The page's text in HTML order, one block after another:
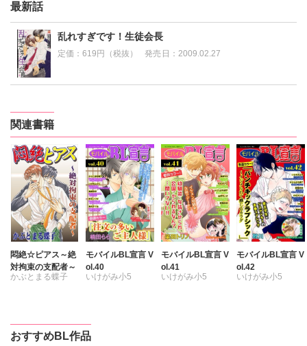
最新話
乱れすぎです！生徒会長
定価：619円（税抜） 発売日： 2009.02.27
関連書籍
悶絶☆ピアス～絶
対拘束の支配者～
かぶとまる蝶子
モバイルBL宣言 V
ol.40
いけがみ小5
市花マツビ
楠田らら
モバイルBL宣言 V
ol.41
いけがみ小5
モバイルBL宣言 V
ol.42
いけがみ小5
おすすめBL作品